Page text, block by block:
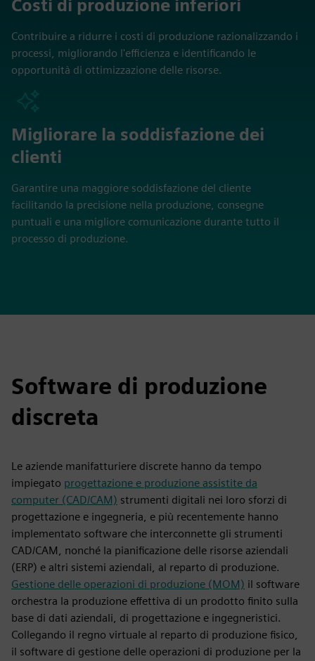
Costi di produzione inferiori
Contribuire a ridurre i costi di produzione razionalizzando i
processi, migliorando l'efficienza e identificando le
opportunità di ottimizzazione delle risorse.
Migliorare la soddisfazione dei
clienti
Garantire una maggiore soddisfazione del cliente
facilitando la precisione nella produzione, consegne
puntuali e una migliore comunicazione durante tutto il
processo di produzione.
Software di produzione
discreta
Le aziende manifatturiere discrete hanno da tempo
impiegato progettazione e produzione assistite da
computer (CAD/CAM) strumenti digitali nei loro sforzi di
progettazione e ingegneria, e più recentemente hanno
implementato software che interconnette gli strumenti
CAD/CAM, nonché la pianificazione delle risorse aziendali
(ERP) e altri sistemi aziendali, al reparto di produzione.
Gestione delle operazioni di produzione (MOM) il software
orchestra la produzione effettiva di un prodotto finito sulla
base di dati aziendali, di progettazione e ingegneristici.
Collegando il regno virtuale al reparto di produzione fisico,
il software di gestione delle operazioni di produzione per la